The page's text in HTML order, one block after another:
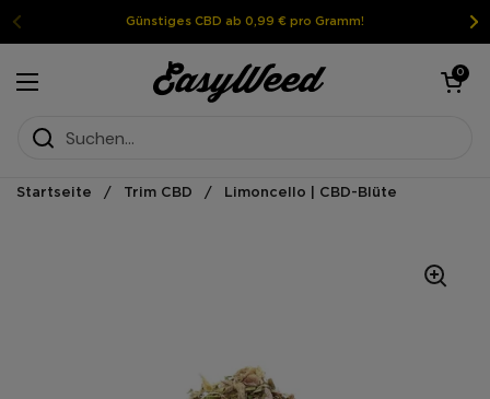
Weiter zum InhaltGünstiges CBD ab 0,99 € pro Gramm!
Menü öffnen
Warenkorb
0
Startseite / Trim CBD / Limoncello | CBD-Blüte